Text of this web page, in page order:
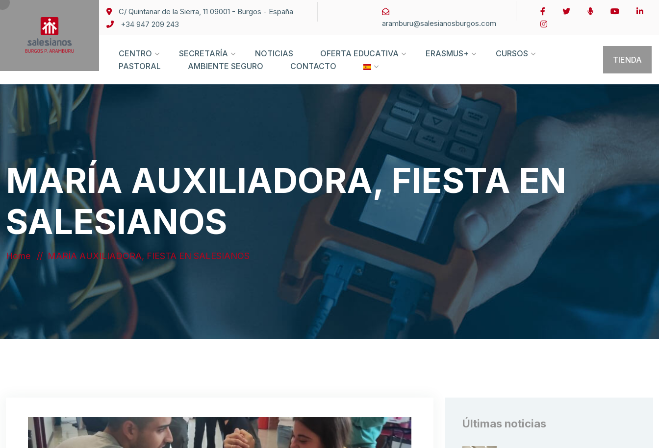
C/ Quintanar de la Sierra, 11 09001 - Burgos - España
+34 947 209 243
aramburu@salesianosburgos.com
CENTRO SECRETARÍA NOTICIAS OFERTA EDUCATIVA ERASMUS+
CURSOS
PASTORAL
AMBIENTE SEGURO CONTACTO
TIENDA
MARÍA AUXILIADORA, FIESTA EN
SALESIANOS
Home MARÍA AUXILIADORA, FIESTA EN SALESIANOS
Últimas noticias